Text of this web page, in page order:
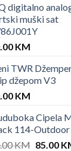
od 5
digitalno
muški sat
KM
TWR
džepom V3
KM
Cipela
114-Outdoor
KM Original
85.00